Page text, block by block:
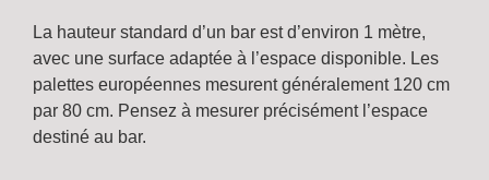
La hauteur standard d’un bar est d’environ 1 mètre,
avec une surface adaptée à l’espace disponible. Les
palettes européennes mesurent généralement 120 cm
par 80 cm. Pensez à mesurer précisément l’espace
destiné au bar.